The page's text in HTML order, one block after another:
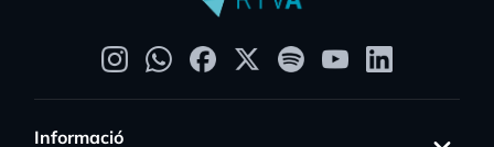
Informació